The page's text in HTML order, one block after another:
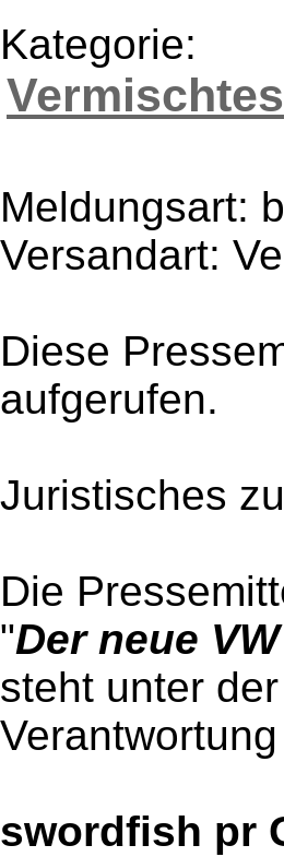
Kategorie:
Vermischtes
Meldungsart:
Versandart:
Diese
aufgerufen.
Juristisches
Die
"Der neue
steht unter
swordfish pr